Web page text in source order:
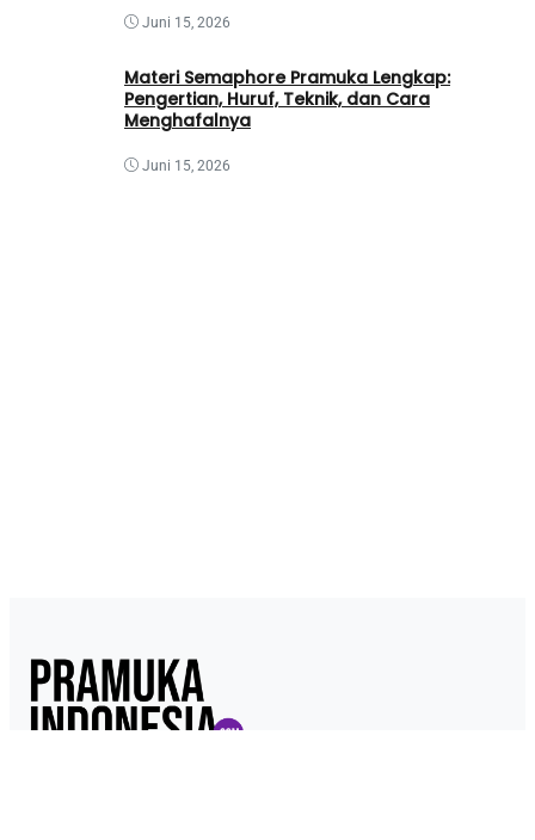
Juni 15, 2026
Materi Semaphore Pramuka Lengkap:
Pengertian, Huruf, Teknik, dan Cara
Menghafalnya
Juni 15, 2026